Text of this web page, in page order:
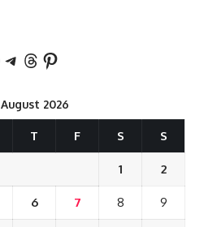
August 2026
T F S S
1 2
6 7 8 9